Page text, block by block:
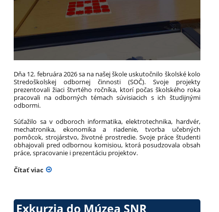
Dňa 12. februára 2026 sa na našej škole uskutočnilo školské kolo
Stredoškolskej odbornej činnosti (SOČ). Svoje projekty
prezentovali žiaci štvrtého ročníka, ktorí počas školského roka
pracovali na odborných témach súvisiacich s ich študijnými
odbormi.
Súťažilo sa v odboroch informatika, elektrotechnika, hardvér,
mechatronika, ekonomika a riadenie, tvorba učebných
pomôcok, strojárstvo, životné prostredie. Svoje práce študenti
obhajovali pred odbornou komisiou, ktorá posudzovala obsah
práce, spracovanie i prezentáciu projektov.
Čítať viac
Exkurzia do Múzea SNR